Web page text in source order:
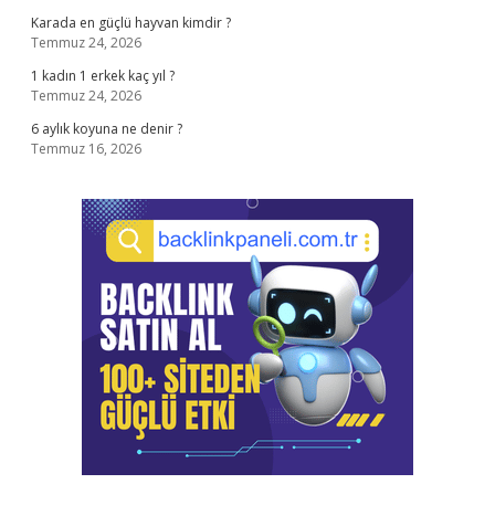
Karada en güçlü hayvan kimdir ?
Temmuz 24, 2026
1 kadın 1 erkek kaç yıl ?
Temmuz 24, 2026
6 aylık koyuna ne denir ?
Temmuz 16, 2026